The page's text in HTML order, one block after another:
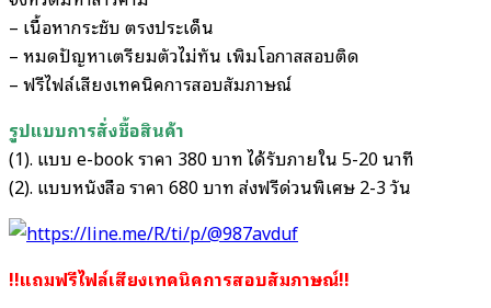
– เนื้อหากระชับ ตรงประเด็น
– หมดปัญหาเตรียมตัวไม่ทัน เพิ่มโอกาสสอบติด
– ฟรีไฟล์เสียงเทคนิคการสอบสัมภาษณ์
รูปแบบการสั่งชื้อสินค้า
(1). แบบ e-book ราคา 380 บาท ได้รับภายใน 5-20 นาที
(2). แบบหนังสือ ราคา 680 บาท ส่งฟรีด่วนพิเศษ 2-3 วัน
!!แถมฟรีไฟล์เสียงเทคนิคการสอบสัมภาษณ์!!